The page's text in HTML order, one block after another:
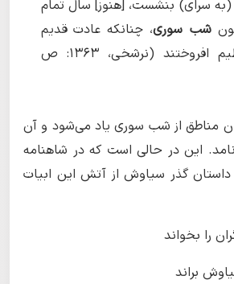
(به سراى) بنشست، [هنوز] سال تمام
شب سورى، چنانکه عادت قدیم
است آتشى عظیم افروختند (نرشخى، ١۳۶۳: ص
مناطق از شب سوری یاد می‌شود و آن
این در حالی است که در شاهنامه
گذر سیاوش از آتش این ابیات
را بخواند
براند